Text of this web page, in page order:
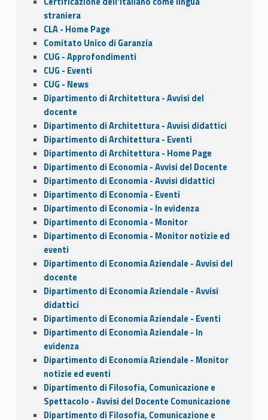
k
straniera
CLA - Home Page
Comitato Unico di Garanzia
CUG - Approfondimenti
CUG - Eventi
CUG - News
Dipartimento di Architettura - Avvisi del
docente
Dipartimento di Architettura - Avvisi didattici
Dipartimento di Architettura - Eventi
Dipartimento di Architettura - Home Page
Dipartimento di Economia - Avvisi del Docente
Dipartimento di Economia - Avvisi didattici
Dipartimento di Economia - Eventi
Dipartimento di Economia - In evidenza
Dipartimento di Economia - Monitor
Dipartimento di Economia - Monitor notizie ed
eventi
Dipartimento di Economia Aziendale - Avvisi del
docente
Dipartimento di Economia Aziendale - Avvisi
didattici
Dipartimento di Economia Aziendale - Eventi
Dipartimento di Economia Aziendale - In
evidenza
Dipartimento di Economia Aziendale - Monitor
notizie ed eventi
Dipartimento di Filosofia, Comunicazione e
Spettacolo - Avvisi del Docente Comunicazione
Dipartimento di Filosofia, Comunicazione e